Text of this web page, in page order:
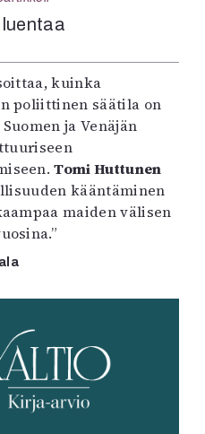
Kirjat
kuinka
poliittinen säätila on
ja Venäjän
Tomi Huttunen
kääntäminen
maiden välisen